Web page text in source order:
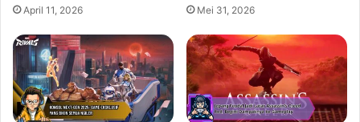
April 11, 2026 Mei 31, 2026